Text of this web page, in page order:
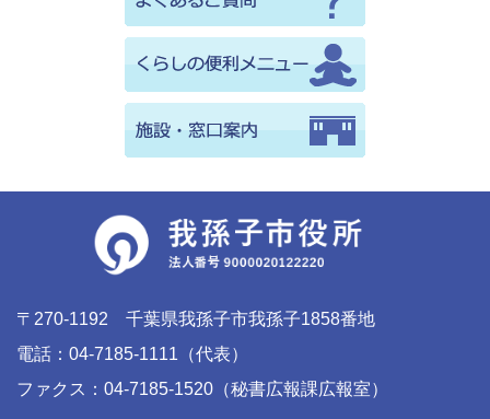
〒270-1192 千葉県我孫子市我孫子1858番地
電話：04-7185-1111（代表）
ファクス：04-7185-1520（秘書広報課広報室）